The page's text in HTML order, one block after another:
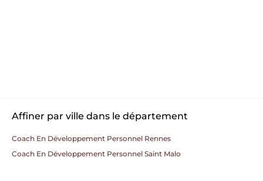
Affiner par ville dans le département
Coach En Développement Personnel Rennes
Coach En Développement Personnel Saint Malo